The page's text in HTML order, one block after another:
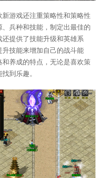
游戏还注重策略性和策略性
兵种和技能，制定出最佳的
提供了技能升级和英雄系
技能来增加自己的战斗能
养成的特点，无论是喜欢策
到乐趣。